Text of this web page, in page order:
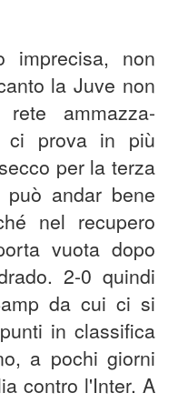
imprecisa, non
la Juve non
ammazza-
ci prova in più
per la terza
andar bene
nel recupero
vuota dopo
2-0 quindi
da cui ci si
in classifica
a pochi giorni
contro l'Inter. A